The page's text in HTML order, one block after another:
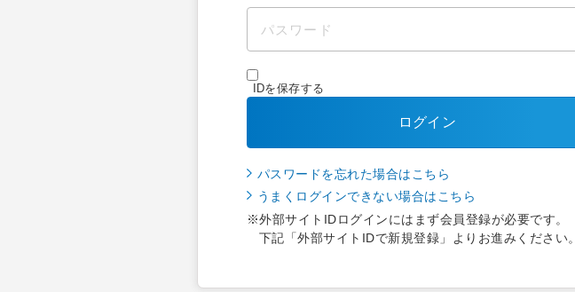
IDを保存する
ログイン
パスワードを忘れた場合はこちら
うまくログインできない場合はこちら
※外部サイトIDログインにはまず会員登録が必要です。
下記「外部サイトIDで新規登録」よりお進みください。